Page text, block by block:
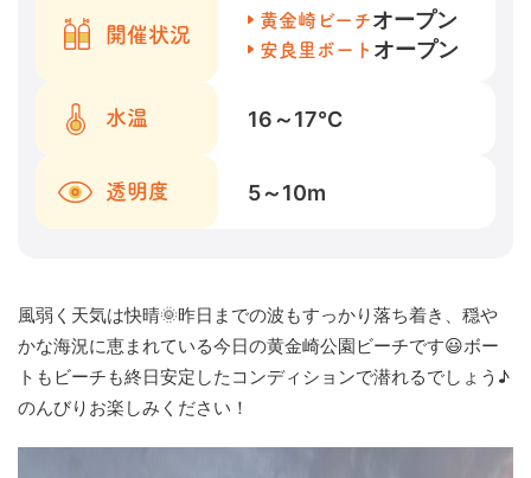
開催状況
黄金崎ビーチオープン
安良里ボート オープン
水温 16～17℃
透明度 5～10m
風弱く天気は快晴🌞昨日までの波もすっかり落ち着き、穏や
かな海況に恵まれている今日の黄金崎公園ビーチです😃ボー
トもビーチも終日安定したコンディションで潜れるでしょう♪
のんびりお楽しみください！